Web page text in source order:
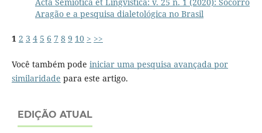
Aragão e a pesquisa dialetológica no Brasil
1 2 3 4 5 6 7 8 9 10 > >>
Você também pode iniciar uma pesquisa avançada por
similaridade para este artigo.
EDIÇÃO ATUAL